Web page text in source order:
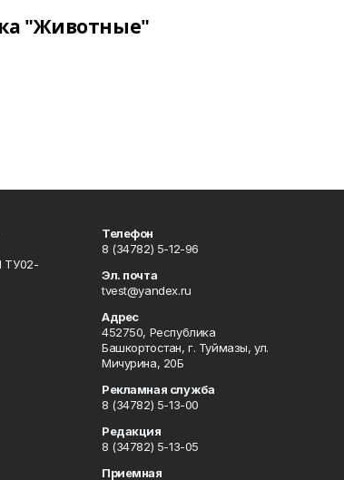
"Животные"
ТУ02-
Телефон
8 (34782) 5-12-96
Эл. почта
tvest@yandex.ru
Адрес
452750, Республика
Башкортостан, г. Туймазы, ул.
Мичурина, 20Б
Рекламная служба
8 (34782) 5-13-00
Редакция
8 (34782) 5-13-05
Приемная